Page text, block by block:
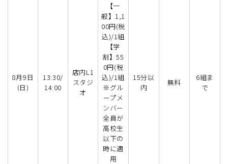
8月9日
(日)
13:30/
14:00
店内L1
スタジ
オ
【一
般】1,1
00円(税
込)/1組
【学
割】55
0円(税
込)/1組
※グル
ープメ
ンバー
全員が
高校生
以下の
時に適
用
15分以
内
無料
6組ま
で